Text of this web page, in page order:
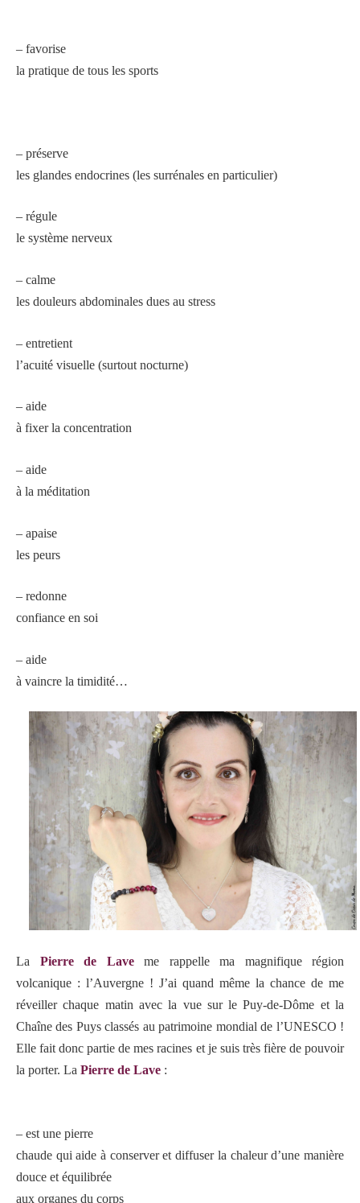
– favorise
la pratique de tous les sports
– préserve
les glandes endocrines (les surrénales en particulier)
– régule
le système nerveux
– calme
les douleurs abdominales dues au stress
– entretient
l’acuité visuelle (surtout nocturne)
– aide
à fixer la concentration
– aide
à la méditation
– apaise
les peurs
– redonne
confiance en soi
– aide
à vaincre la timidité…
La Pierre de Lave
me rappelle ma magnifique région
volcanique : l’Auvergne ! J’ai quand même la chance de me
réveiller chaque matin avec la vue sur le Puy-de-Dôme et la
Chaîne des Puys classés au patrimoine mondial de l’UNESCO !
Elle fait donc partie de mes racines et je suis très fière de pouvoir
la porter. La Pierre de Lave :
– est une pierre
chaude qui aide à conserver et diffuser la chaleur d’une manière
douce et équilibrée
aux organes du corps